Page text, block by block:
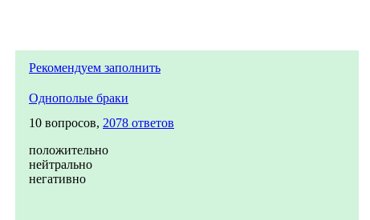
Рекомендуем заполнить
Однополые браки
10 вопросов, 2078 ответов
положительно
нейтрально
негативно